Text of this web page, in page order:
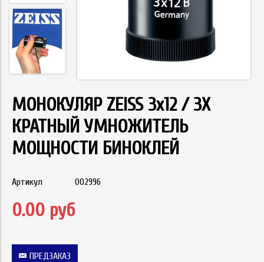
МОНОКУЛЯР ZEISS 3x12 / 3Х
КРАТНЫЙ УМНОЖИТЕЛЬ
МОЩНОСТИ БИНОКЛЕЙ
Артикул 002996
0.00 руб
ПРЕДЗАКАЗ